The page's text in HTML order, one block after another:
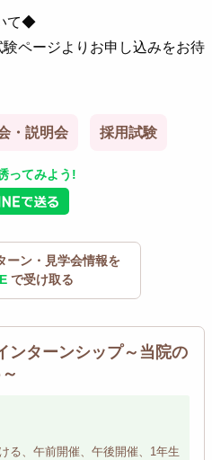
て◆
ページよりお申し込みをお待
・説明会 採用試験
ってみよう!
ーン・見学会情報を
で受け取る
ンターンシップ～当院の
る、午前開催、午後開催、1年生